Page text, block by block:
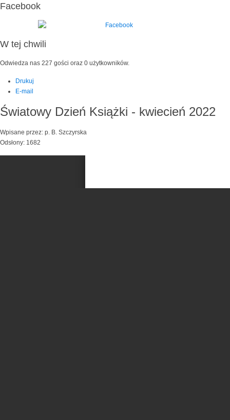
Facebook
W tej chwili
Odwiedza nas 227 gości oraz 0 użytkowników.
Drukuj
E-mail
Światowy Dzień Książki - kwiecień 2022
Wpisane przez: p. B. Szczyrska
Odsłony: 1682